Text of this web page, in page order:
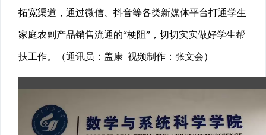
拓宽渠道，通过微信、抖音等各类新媒体平台打通学生
家庭农副产品销售流通的“梗阻”，切切实实做好学生帮
扶工作。（通讯员：盖康 视频制作：张文会）